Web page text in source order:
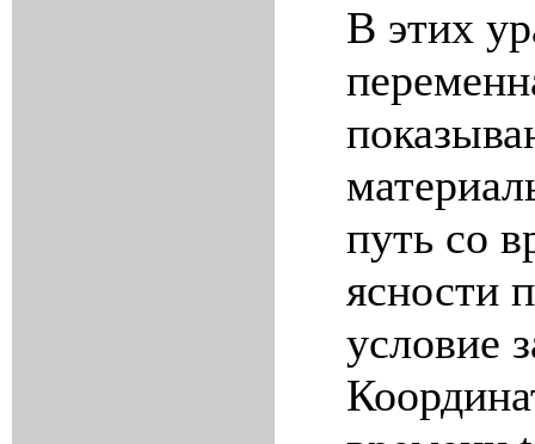
В этих
путь со
ясности
условие